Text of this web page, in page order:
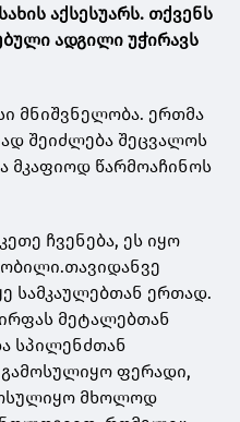
აქსესუარს. თქვენს
ადგილი უჭირავს
მნიშვნელობა. ერთმა
შეიძლება შეცვალოს
მკაფიოდ წარმოაჩინოს
ჩვენება, ეს იყო
სამკაულებთან ერთად.
მეტალებთან
სპილენძთან
ფერადი,
მხოლოდ